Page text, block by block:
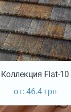
Коллекция Flat-10
от: 46.4 грн